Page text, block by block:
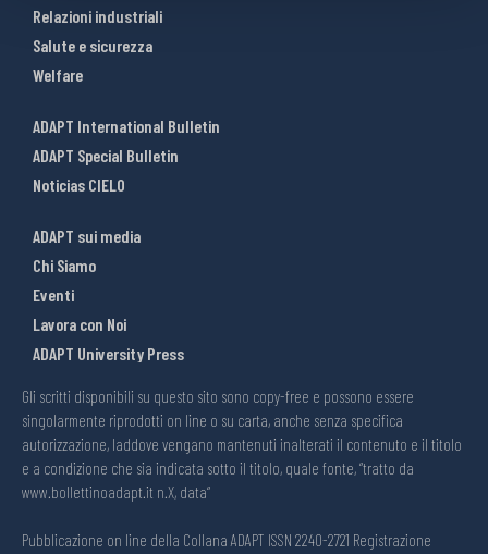
Relazioni industriali
Salute e sicurezza
Welfare
ADAPT International Bulletin
ADAPT Special Bulletin
Noticias CIELO
ADAPT sui media
Chi Siamo
Eventi
Lavora con Noi
ADAPT University Press
Gli scritti disponibili su questo sito sono copy-free e possono essere
singolarmente riprodotti on line o su carta, anche senza specifica
autorizzazione, laddove vengano mantenuti inalterati il contenuto e il titolo
e a condizione che sia indicata sotto il titolo, quale fonte, “tratto da
www.bollettinoadapt.it n.X, data“
Pubblicazione on line della Collana ADAPT ISSN 2240-2721 Registrazione